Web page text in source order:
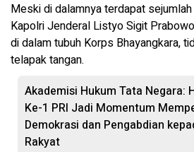
Meski di dalamnya terdapat
Kapolri Jenderal Listyo Sigit
di dalam tubuh Korps Bhayangkara,
telapak tangan.
Akademisi Hukum Tata Negara:
Ke-1 PRI Jadi Momentum
Demokrasi dan Pengabdian
Rakyat